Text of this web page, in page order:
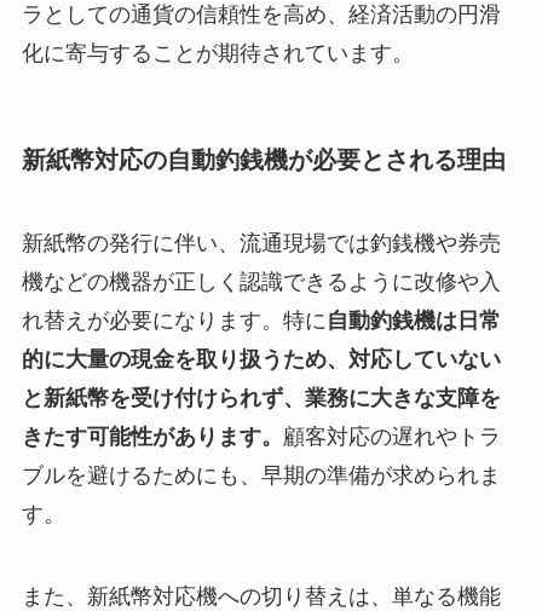
ラとしての通貨の信頼性を高め、経済活動の円滑
化に寄与することが期待されています。
新紙幣対応の自動釣銭機が必要とされる理由
新紙幣の発行に伴い、流通現場では釣銭機や券売
機などの機器が正しく認識できるように改修や入
れ替えが必要になります。特に自動釣銭機は日常
的に大量の現金を取り扱うため、対応していない
と新紙幣を受け付けられず、業務に大きな支障を
きたす可能性があります。 顧客対応の遅れやトラ
ブルを避けるためにも、早期の準備が求められま
す。
また、新紙幣対応機への切り替えは、単なる機能